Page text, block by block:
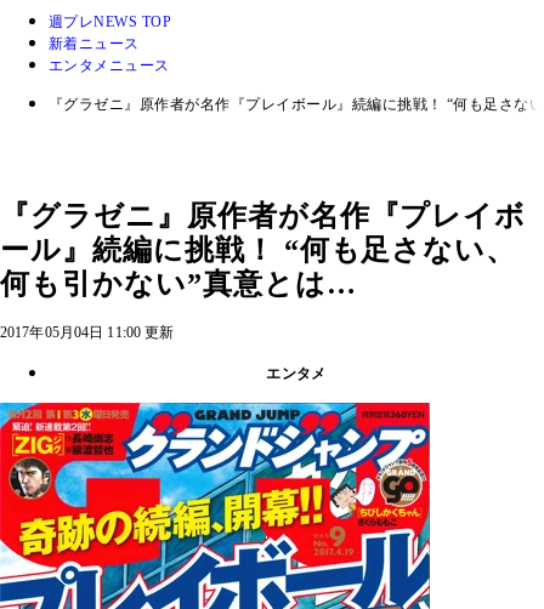
週プレNEWS TOP
新着ニュース
エンタメニュース
『グラゼニ』原作者が名作『プレイボール』続編に挑戦！ “何も足さな
『グラゼニ』原作者が名作『プレイボ
ール』続編に挑戦！ “何も足さない、
何も引かない”真意とは…
2017年05月04日 11:00 更新
エンタメ